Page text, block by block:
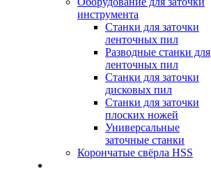
инструмента
Станки для заточки
ленточных пил
Разводные станки для
ленточных пил
Станки для заточки
дисковых пил
Станки для заточки
плоских ножей
Универсальные
заточные станки
Корончатые свёрла HSS